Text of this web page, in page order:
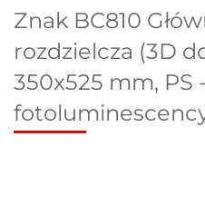
Znak BC810
rozdzielcza (3D
350x525 mm, PS